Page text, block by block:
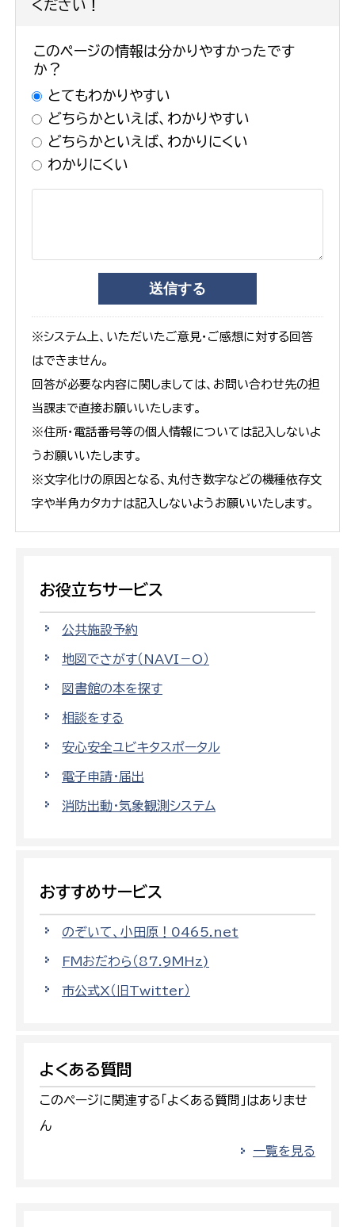
ください！
このページの情報は分かりやすかったです
か？
とてもわかりやすい
どちらかといえば、わかりやすい
どちらかといえば、わかりにくい
わかりにくい
※システム上、いただいたご意見・ご感想に対する回答
はできません。
回答が必要な内容に関しましては、お問い合わせ先の担
当課まで直接お願いいたします。
※住所・電話番号等の個人情報については記入しないよ
うお願いいたします。
※文字化けの原因となる、丸付き数字などの機種依存文
字や半角カタカナは記入しないようお願いいたします。
お役立ちサービス
公共施設予約
地図でさがす（NAVI－O）
図書館の本を探す
相談をする
安心安全ユビキタスポータル
電子申請・届出
消防出動・気象観測システム
おすすめサービス
のぞいて、小田原！0465.net
FMおだわら（87.9MHz)
市公式X（旧Twitter）
よくある質問
このページに関連する「よくある質問」はありませ
ん
一覧を見る